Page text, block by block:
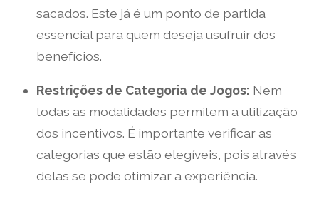
sacados. Este já é um ponto de partida
essencial para quem deseja usufruir dos
benefícios.
Restrições de Categoria de Jogos: Nem
todas as modalidades permitem a utilização
dos incentivos. É importante verificar as
categorias que estão elegíveis, pois através
delas se pode otimizar a experiência.